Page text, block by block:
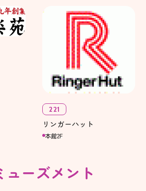
221
リンガーハット
本館2F
ューズメント